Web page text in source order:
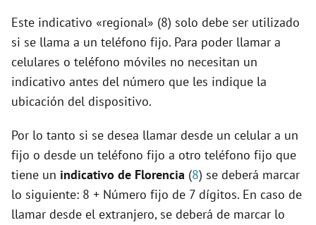
Este indicativo «regional» (8) solo debe ser utilizado
si se llama a un teléfono fijo. Para poder llamar a
celulares o teléfono móviles no necesitan un
indicativo antes del número que les indique la
ubicación del dispositivo.
Por lo tanto si se desea llamar desde un celular a un
fijo o desde un teléfono fijo a otro teléfono fijo que
tiene un indicativo de Florencia (8) se deberá marcar
lo siguiente: 8 + Número fijo de 7 dígitos. En caso de
llamar desde el extranjero, se deberá de marcar lo